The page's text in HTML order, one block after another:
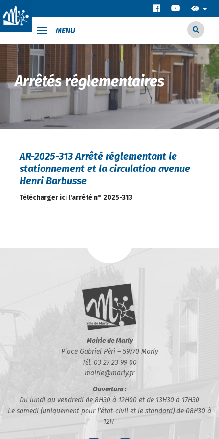
MENU
Arrêtés réglementaires
AR-2025-313 Arrêté réglementant le
stationnement et la circulation avenue
Henri Barbusse
Télécharger ici l'arrêté n° 2025-313
Mairie de Marly
Place Gabriel Péri – 59770 Marly
Tél. 03 27 23 99 00
mairie@marly.fr
Ouverture :
Du lundi au vendredi de 8H30 à 12H00 et de 13H30 à 17H30
Le samedi (uniquement pour l'état-civil et le standard) de 08H30 à
12H